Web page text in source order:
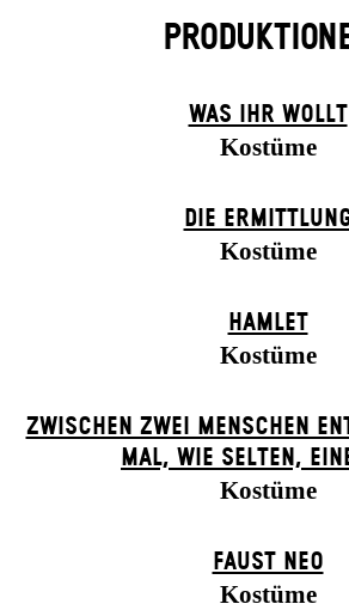
WAS IHR WOLLT
Kostüme
DIE
Kostüme
HAMLET
Kostüme
ZWISCHEN ZWEI MENSCHEN
MAL, WIE SELTEN,
Kostüme
FAUST NEO
Kostüme